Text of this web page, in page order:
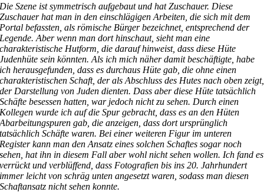
Die Szene ist symmetrisch aufgebaut und hat Zuschauer. Diese
Zuschauer hat man in den einschlägigen Arbeiten, die sich mit dem
Portal befassten, als römische Bürger bezeichnet, entsprechend der
Legende. Aber wenn man dort hinschaut, sieht man eine
charakteristische Hutform, die darauf hinweist, dass diese Hüte
Judenhüte sein könnten. Als ich mich näher damit beschäftigte, habe
ich herausgefunden, dass es durchaus Hüte gab, die ohne einen
charakteristischen Schaft, der als Abschluss des Hutes nach oben zeigt,
der Darstellung von Juden dienten. Dass aber diese Hüte tatsächlich
Schäfte besessen hatten, war jedoch nicht zu sehen. Durch einen
Kollegen wurde ich auf die Spur gebracht, dass es an den Hüten
Abarbeitungspuren gab, die anzeigen, dass dort ursprünglich
tatsächlich Schäfte waren. Bei einer weiteren Figur im unteren
Register kann man den Ansatz eines solchen Schaftes sogar noch
sehen, hat ihn in diesem Fall aber wohl nicht sehen wollen. Ich fand es
verrückt und verblüffend, dass Fotografien bis ins 20. Jahrhundert
immer leicht von schräg unten angesetzt waren, sodass man diesen
Schaftansatz nicht sehen konnte.